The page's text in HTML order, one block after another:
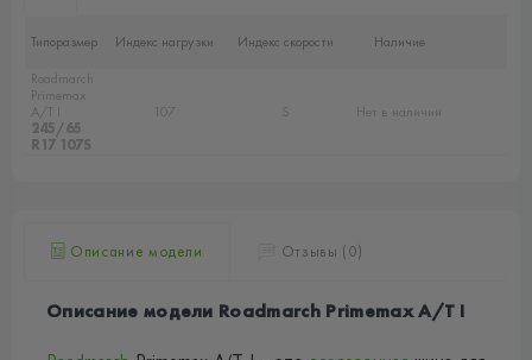
Типоразмер Индекс нагрузки Индекс скорости
Наличие
Roadmarch
Primemax
A/T I
245/65
R17 107S
107 S Нет в наличии
Описание модели Отзывы (0)
Описание модели Roadmarch Primemax A/T I